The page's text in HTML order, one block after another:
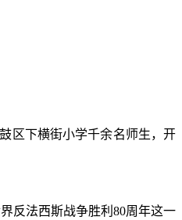
区下横街小学千余名师生，开
反法西斯战争胜利80周年这一